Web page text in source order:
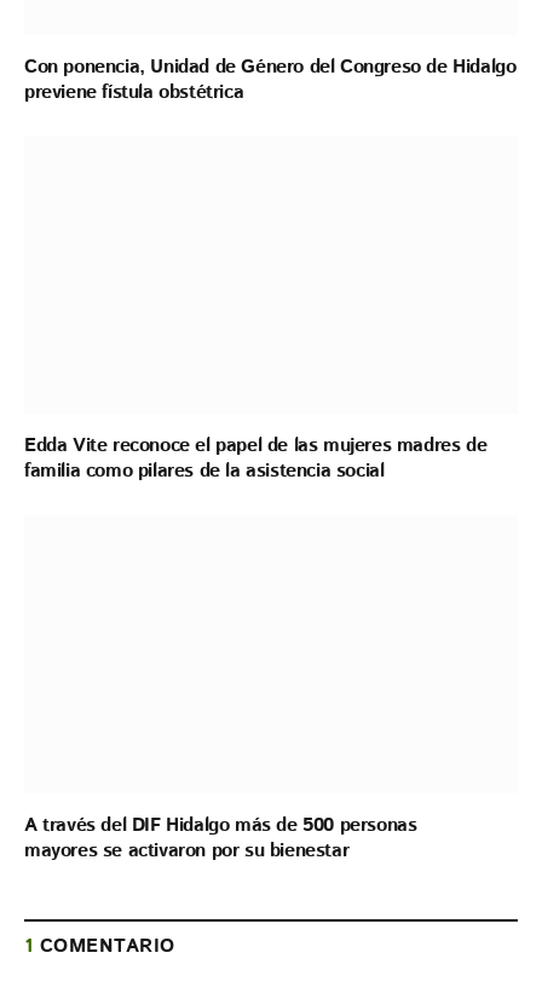
Con ponencia, Unidad de Género del Congreso de Hidalgo
previene fístula obstétrica
Edda Vite reconoce el papel de las mujeres madres de
familia como pilares de la asistencia social
A través del DIF Hidalgo más de 500 personas
mayores se activaron por su bienestar
1 COMENTARIO